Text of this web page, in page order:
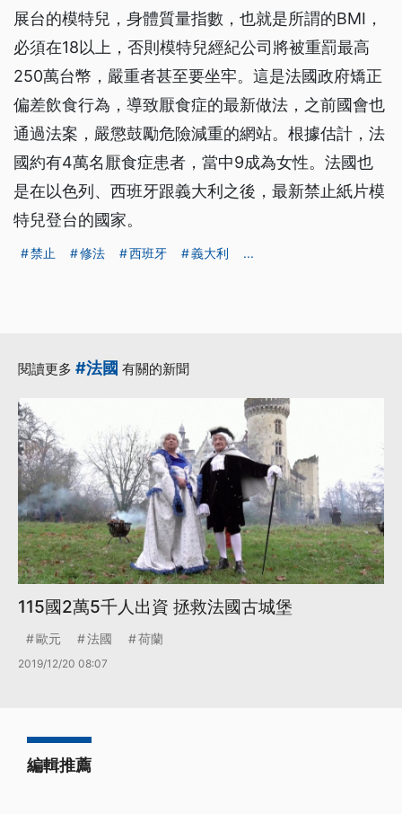
展台的模特兒，身體質量指數，也就是所謂的BMI，
必須在18以上，否則模特兒經紀公司將被重罰最高
250萬台幣，嚴重者甚至要坐牢。這是法國政府矯正
偏差飲食行為，導致厭食症的最新做法，之前國會也
通過法案，嚴懲鼓勵危險減重的網站。根據估計，法
國約有4萬名厭食症患者，當中9成為女性。法國也
是在以色列、西班牙跟義大利之後，最新禁止紙片模
特兒登台的國家。
禁止 修法 西班牙 義大利 ...
閱讀更多 #法國 有關的新聞
115國2萬5千人出資 拯救法國古城堡
歐元 法國 荷蘭
2019/12/20 08:07
編輯推薦